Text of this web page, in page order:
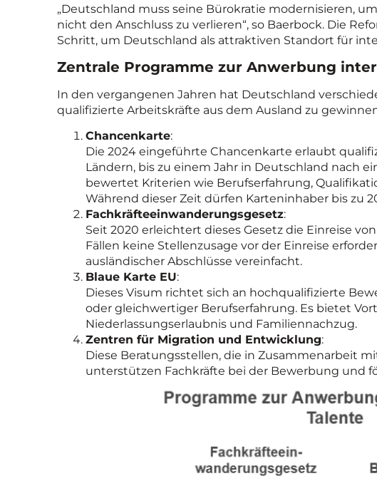
„Deutschland muss seine Bürokratie modernisieren,
nicht den Anschluss zu verlieren“, so Baerbock. Die
Schritt, um Deutschland als attraktiven Standort für
Zentrale Programme zur Anwerbung
In den vergangenen Jahren hat Deutschland
qualifizierte Arbeitskräfte aus dem Ausland zu
Chancenkarte:
Die 2024 eingeführte Chancenkarte erlaubt
Ländern, bis zu einem Jahr in Deutschland nach
bewertet Kriterien wie Berufserfahrung,
Während dieser Zeit dürfen Karteninhaber bis zu
Fachkräfteeinwanderungsgesetz:
Seit 2020 erleichtert dieses Gesetz die Einreise
Fällen keine Stellenzusage vor der Einreise
ausländischer Abschlüsse vereinfacht.
Blaue Karte EU:
Dieses Visum richtet sich an hochqualifizierte
oder gleichwertiger Berufserfahrung. Es bietet
Niederlassungserlaubnis und Familiennachzug.
Zentren für Migration und Entwicklung:
Diese Beratungsstellen, die in Zusammenarbeit
unterstützen Fachkräfte bei der Bewerbung und